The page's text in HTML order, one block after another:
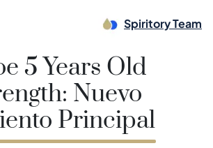
Spiritory Team
5 Years Old
Nuevo
Principal